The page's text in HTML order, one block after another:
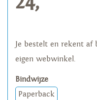
Je bestelt en rekent af
eigen webwinkel.
Bindwijze
Paperback